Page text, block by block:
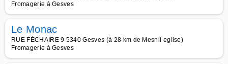
Fromagerie à Gesves
Le Monac
RUE FÉCHAIRE 9 5340 Gesves (à 28 km de Mesnil eglise)
Fromagerie à Gesves